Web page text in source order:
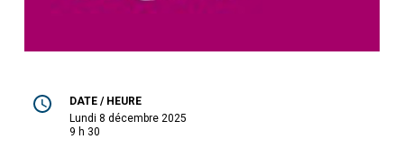
DATE / HEURE
lundi 8 décembre 2025
9 h 30